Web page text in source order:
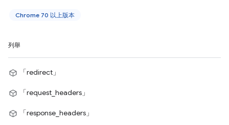
Chrome 70 以上版本
列舉
「redirect」
「request_headers」
「response_headers」